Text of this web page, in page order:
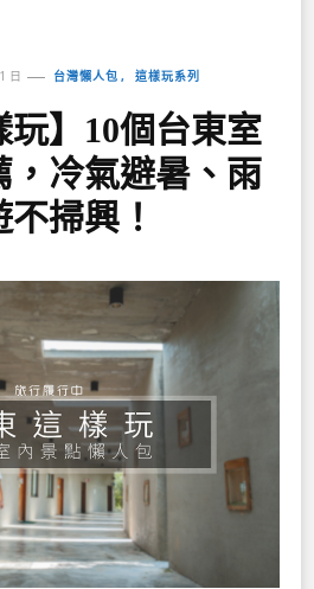
日 台灣懶人包 這樣玩系列
玩】10個台東室
，冷氣避暑、雨
掃興！